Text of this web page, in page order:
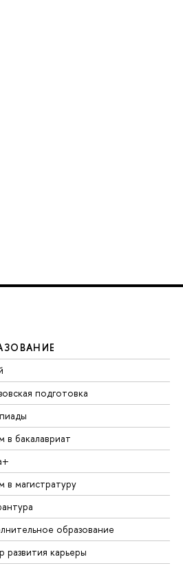
подготовка
в бакалавриат
в магистратуру
образование
развития карьеры